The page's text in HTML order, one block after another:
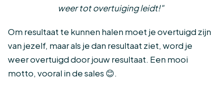
weer tot overtuiging leidt!"
Om resultaat te kunnen halen moet je overtuigd zijn
van jezelf, maar als je dan resultaat ziet, word je
weer overtuigd door jouw resultaat. Een mooi
motto, vooral in de sales 😊.